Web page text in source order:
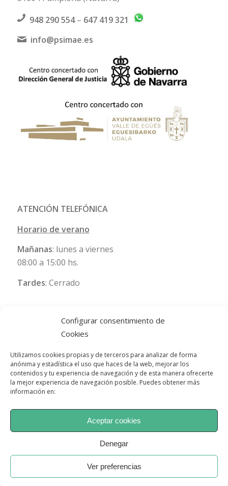
Configurar consentimiento de
Cookies
Utilizamos cookies propias y de terceros para analizar de forma
anónima y estadística el uso que haces de la web, mejorar los
contenidos y tu experiencia de navegación y de esta manera ofrecerte
la mejor experiencia de navegación posible. Puedes obtener más
información en:
Aceptar cookies
Denegar
Ver preferencias
948 290 554– 647 419 321
info@psimae.es
ATENCIÓN TELEFÓNICA
Horario de verano
Mañanas: lunes a viernes
08:00 a 15:00 hs.
Tardes: Cerrado
© Copyright - Psimae, Instituto de psicología jurídica y forense
Política de cookies Política de privacidad